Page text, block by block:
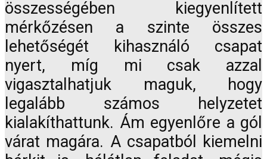
összességében kiegyenlített
mérkőzésen a szinte összes
lehetőségét kihasználó csapat
nyert, míg mi csak azzal
vigasztalhatjuk maguk, hogy
legalább számos helyzetet
kialakíthattunk. Ám egyenlőre a gól
várat magára. A csapatból kiemelni